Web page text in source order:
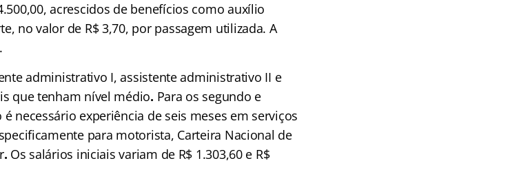
acrescidos de benefícios como auxílio
no valor de R$ 3,70, por passagem utilizada. A
administrativo I, assistente administrativo II e
que tenham nível médio. Para os segundo e
necessário experiência de seis meses em serviços
para motorista, Carteira Nacional de
. Os salários iniciais variam de R$ 1.303,60 e R$